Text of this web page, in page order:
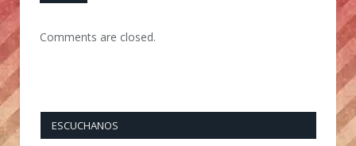
Comments are closed.
ESCUCHANOS